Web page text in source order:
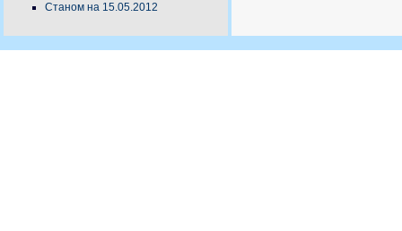
Станом на 15.05.2012